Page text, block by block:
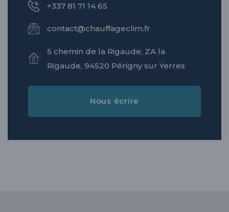
+337 81 71 14 65
contact@chauffageclim.fr
5 chemin de la Rigaude, ZA la
Rigaude, 94520 Périgny sur Yerres
Nous écrire